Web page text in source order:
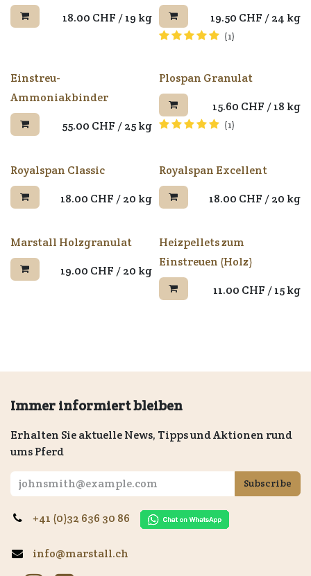
18.00 CHF /19 kg
19.50 CHF /24 kg
(1)
Einstreu-
Ammoniakbinder
55.00 CHF /25 kg
Plospan Granulat
15.60 CHF /18 kg
(1)
Royalspan Classic
18.00 CHF /20 kg
Royalspan Excellent
18.00 CHF /20 kg
Marstall Holzgranulat
19.00 CHF /20 kg
Heizpellets zum
Einstreuen (Holz)
11.00 CHF /15 kg
Immer informiert bleiben
Erhalten Sie aktuelle News, Tipps und Aktionen rund
ums Pferd
Subscribe
+41 (0)32 636 30 86
info@marstall.ch